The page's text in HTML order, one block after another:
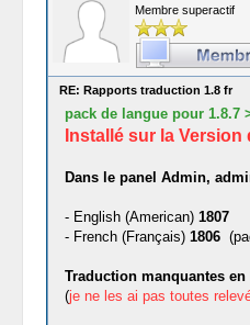
Membre superactif
RE: Rapports traduction 1.8 fr
pack de langue pour 1.8.7
Installé sur la
Dans le panel Admin,
- English (American) 1807
- French (Français) 1806
Traduction manquantes
(je ne les ai pas toutes